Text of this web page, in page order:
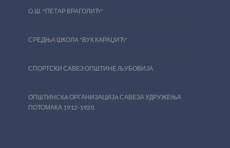
О.Ш. "ПЕТАР ВРАГОЛИЋ"
СРЕДЊА ШКОЛА "ВУК КАРАЏИЋ"
СПОРТСКИ САВЕЗ ОПШТИНЕ ЉУБОВИЈА
ОПШТИНСКA ОРГАНИЗАЦИЈA САВЕЗА УДРУЖЕЊА
ПОТОМАКА 1912-1920.